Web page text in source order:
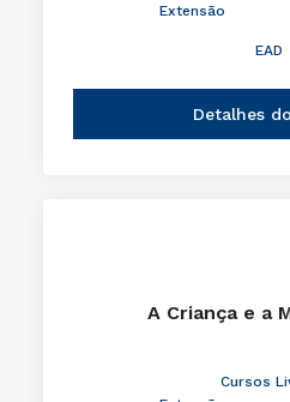
Extensão
EAD
Detalhes
A Criança e a
Cursos